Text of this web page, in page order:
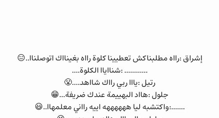
إشراق :رااه مطلبناكش تعطيينا كلوة رااه بغينااك اتوصلناا..😑
............ :شنااياا الكلوة....
رتيل :يااا ربي رااك شااهد....😤
جلول :هااد البهييمة عندك ضريفة...😁
.......:واكتشبه ليا ههههههه اييه رااني معلمهاا..😃